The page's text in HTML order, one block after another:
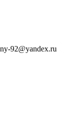
92@yandex.ru